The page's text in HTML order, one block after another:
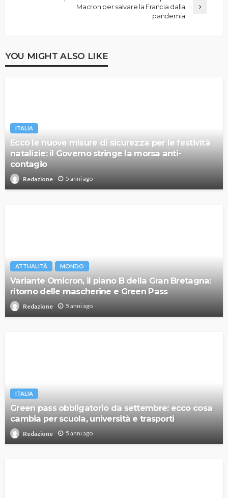
Macron per salvare la Francia dalla
pandemia
YOU MIGHT ALSO LIKE
ITALIA
Ecco le nuove misure di sicurezza per le festività
natalizie: il Governo stringe la morsa anti-
contagio
Redazione 5 anni ago
ATTUALITÀ MONDO
Variante Omicron, il piano B della Gran Bretagna:
ritorno delle mascherine e Green Pass
Redazione 5 anni ago
ITALIA
Green pass obbligatorio da settembre: ecco cosa
cambia per scuola, università e trasporti
Redazione 5 anni ago